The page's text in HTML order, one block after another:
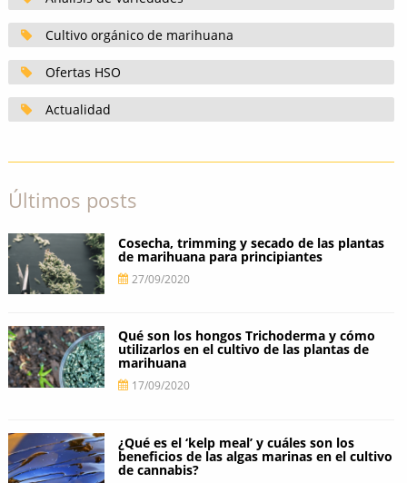
Cultivo orgánico de marihuana
Ofertas HSO
Actualidad
Últimos posts
Cosecha, trimming y secado de las plantas
de marihuana para principiantes
27/09/2020
Qué son los hongos Trichoderma y cómo
utilizarlos en el cultivo de las plantas de
marihuana
17/09/2020
¿Qué es el ‘kelp meal’ y cuáles son los
beneficios de las algas marinas en el cultivo
de cannabis?